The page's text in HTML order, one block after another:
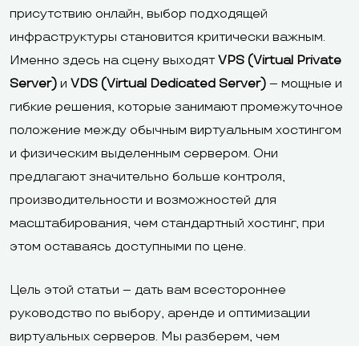
присутствию онлайн, выбор подходящей
инфраструктуры становится критически важным.
Именно здесь на сцену выходятVPS (Virtual Private
Server) и VDS (Virtual Dedicated Server) – мощные и
гибкие решения, которые занимают промежуточное
положение между обычным виртуальным хостингом
и физическим выделенным сервером. Они
предлагают значительно больше контроля,
производительности и возможностей для
масштабирования, чем стандартный хостинг, при
этом оставаясь доступными по цене.
Цель этой статьи – дать вам всестороннее
руководство по выбору, аренде и оптимизации
виртуальных серверов. Мы разберем, чем